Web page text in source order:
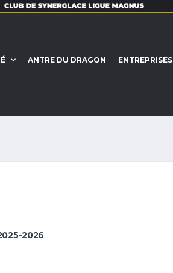
ANTRE DU DRAGON ENTREPRISES
2026